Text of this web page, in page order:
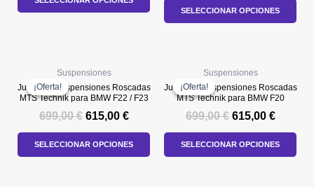
SELECCIONAR OPCIONES
¡Oferta!
¡Oferta!
Suspensiones
Juego de Suspensiones Roscadas
MTS Technik para BMW F22 / F23
699,00€
El
precio
original
era:
615,00 €
precio
actual
es:
SELECCIONAR OPCIONES
¡Oferta!
¡Oferta!
Suspensiones
Juego de Suspensiones Roscadas
MTS Technik para BMW F20
699,00€
El
precio
original
era:
615,00 €
precio
actual
es:
SELECCIONAR OPCIONES